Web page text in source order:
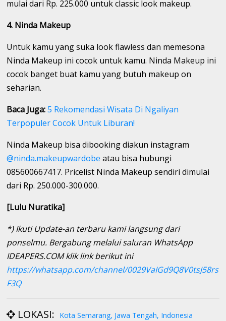
mulai dari Rp. 225.000 untuk classic look makeup.
4. Ninda Makeup
Untuk kamu yang suka look flawless dan memesona
Ninda Makeup ini cocok untuk kamu. Ninda Makeup ini
cocok banget buat kamu yang butuh makeup on
seharian.
Baca Juga:5 Rekomendasi Wisata Di Ngaliyan
Terpopuler Cocok Untuk Liburan!
Ninda Makeup bisa dibooking diakun instagram
@ninda.makeupwardobe atau bisa hubungi
085600667417. Pricelist Ninda Makeup sendiri dimulai
dari Rp. 250.000-300.000.
[Lulu Nuratika]
*) Ikuti Update-an terbaru kami langsung dari
ponselmu. Bergabung melalui saluran WhatsApp
IDEAPERS.COM klik link berikut ini
https://whatsapp.com/channel/0029VaIGd9Q8V0tsJ58rs
F3Q
LOKASI: Kota Semarang, Jawa Tengah, Indonesia